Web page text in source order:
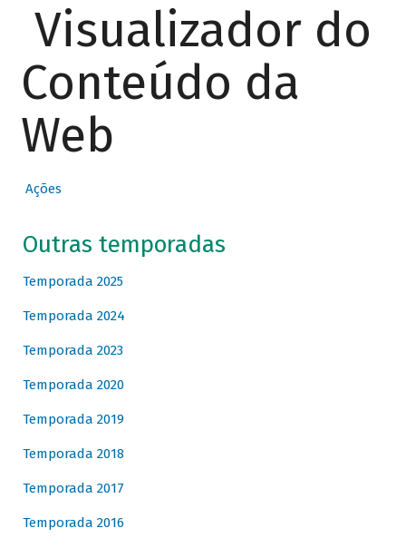
Visualizador do
Conteúdo da
Web
Ações
Outras temporadas
Temporada 2025
Temporada 2024
Temporada 2023
Temporada 2020
Temporada 2019
Temporada 2018
Temporada 2017
Temporada 2016